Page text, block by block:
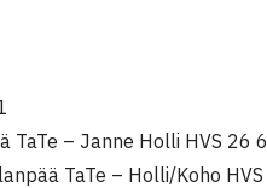
TaTe – Janne Holli HVS 26
TaTe – Holli/Koho